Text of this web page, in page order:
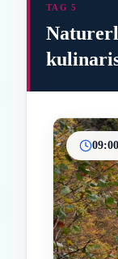
TAG 5
09:00